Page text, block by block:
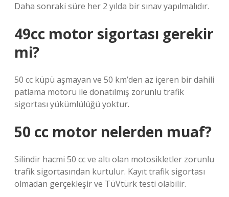
Daha sonraki süre her 2 yılda bir sınav yapılmalıdır.
49cc motor sigortası gerekir
mi?
50 cc küpü aşmayan ve 50 km’den az içeren bir dahili
patlama motoru ile donatılmış zorunlu trafik
sigortası yükümlülüğü yoktur.
50 cc motor nelerden muaf?
Silindir hacmi 50 cc ve altı olan motosikletler zorunlu
trafik sigortasından kurtulur. Kayıt trafik sigortası
olmadan gerçekleşir ve TüVtürk testi olabilir.